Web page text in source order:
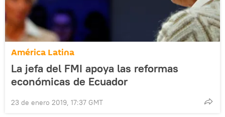
América Latina
La jefa del FMI apoya las reformas
económicas de Ecuador
23 de enero 2019, 17:37 GMT